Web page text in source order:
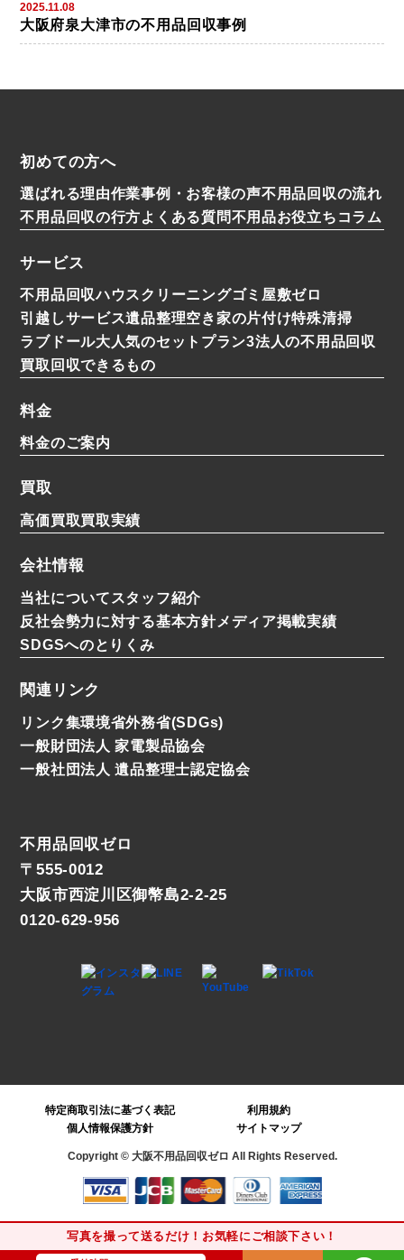
2025.11.08
大阪府泉大津市の不用品回収事例
初めての方へ
選ばれる理由作業事例・お客様の声不用品回収の流れ
不用品回収の行方よくある質問不用品お役立ちコラム
サービス
不用品回収ハウスクリーニングゴミ屋敷ゼロ
引越しサービス遺品整理空き家の片付け特殊清掃
ラブドール大人気のセットプラン3法人の不用品回収
買取 回収できるもの
料金
料金のご案内
買取
高価買取買取実績
会社情報
当社について スタッフ紹介
反社会勢力に対する基本方針メディア掲載実績
SDGSへのとりくみ
関連リンク
リンク集環境省外務省(SDGs)
一般財団法人 家電製品協会
一般社団法人 遺品整理士認定協会
不用品回収ゼロ
〒555-0012
大阪市西淀川区御幣島2-2-25
0120-629-956
特定商取引法に基づく表記
利用規約
個人情報保護方針
サイトマップ
Copyright © 大阪不用品回収ゼロ All Rights Reserved.
写真を撮って送るだけ！お気軽にご相談下さい！